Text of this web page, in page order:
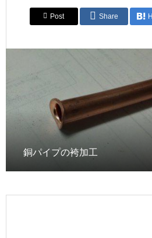
Post Share
銅パイプの袴加工